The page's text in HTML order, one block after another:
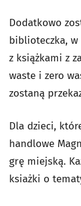
Dodatkowo
biblioteczka, w
z książkami z
waste i zero
zostaną
Dla dzieci,
handlowe
grę miejską.
ksiażki o